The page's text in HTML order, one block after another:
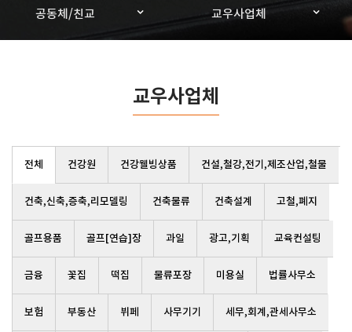
공동체/친교 교우사업체
교우사업체
전체 건강원 건강웰빙상품 건설,철강,전기,제조산업,철물
건축,신축,증축,리모델링 건축물류 건축설계 고철,폐지
골프용품 골프[연습]장 과일 광고,기획 교육컨설팅
금융 꽃집 떡집 물류포장 미용실 법률사무소
보험 부동산 뷔페 사무기기 세무,회계,관세사무소